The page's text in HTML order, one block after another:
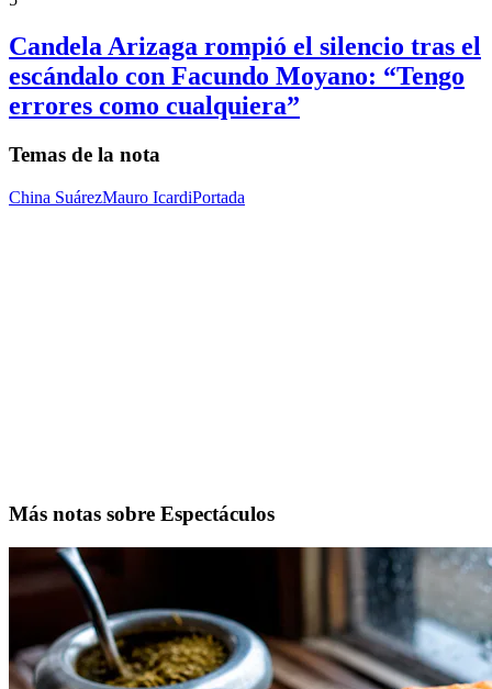
Candela Arizaga rompió el silencio tras el
escándalo con Facundo Moyano: “Tengo
errores como cualquiera”
Temas de la nota
China SuárezMauro IcardiPortada
Más notas sobre Espectáculos